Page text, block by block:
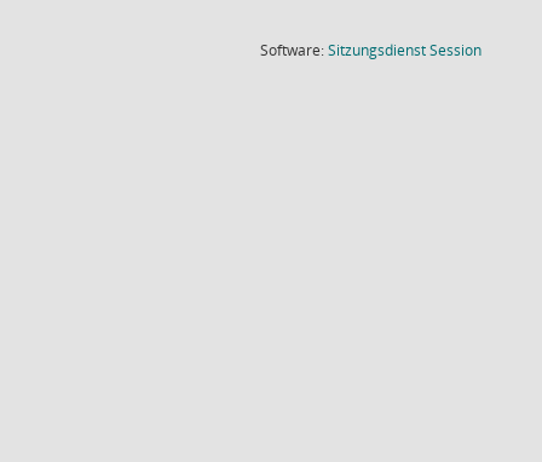
Software:SitzungsdienstSession(Wird in